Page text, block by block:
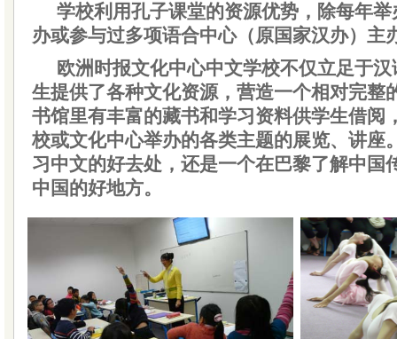
学校利用孔子课堂的资源优势，除每年
办或参与过多项语合中心（原国家汉办）主
欧洲时报文化中心中文学校不仅立足于
生提供了各种文化资源，营造一个相对完整
书馆里有丰富的藏书和学习资料供学生借阅
校或文化中心举办的各类主题的展览、讲座
习中文的好去处，还是一个在巴黎了解中国
中国的好地方。